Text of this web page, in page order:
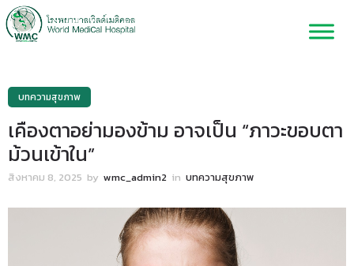
บทความสุขภาพ
เคืองตาอย่ามองข้าม อาจเป็น “ภาวะขอบตา
ม้วนเข้าใน”
สิงหาคม 8, 2025 by wmc_admin2 in บทความสุขภาพ